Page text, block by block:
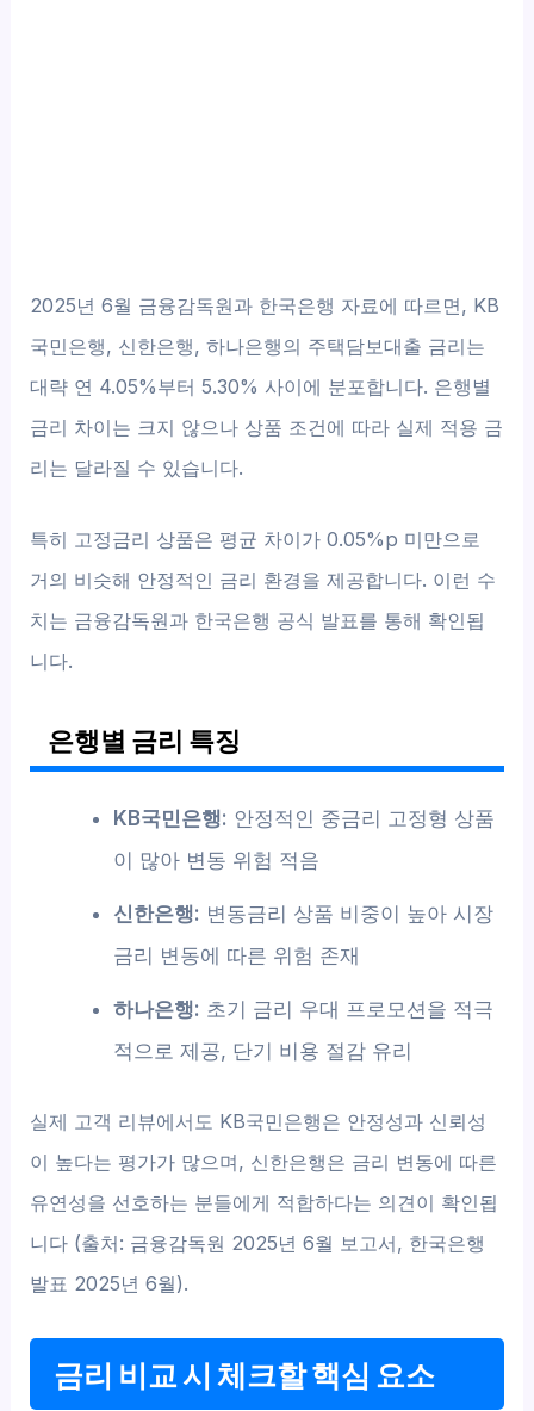
2025년 6월 금융감독원과 한국은행 자료에 따르면, KB
국민은행, 신한은행, 하나은행의 주택담보대출 금리는
대략 연 4.05%부터 5.30% 사이에 분포합니다. 은행별
금리 차이는 크지 않으나 상품 조건에 따라 실제 적용 금
리는 달라질 수 있습니다.
특히 고정금리 상품은 평균 차이가 0.05%p 미만으로
거의 비슷해 안정적인 금리 환경을 제공합니다. 이런 수
치는 금융감독원과 한국은행 공식 발표를 통해 확인됩
니다.
은행별 금리 특징
KB국민은행: 안정적인 중금리 고정형 상품
이 많아 변동 위험 적음
신한은행: 변동금리 상품 비중이 높아 시장
금리 변동에 따른 위험 존재
하나은행: 초기 금리 우대 프로모션을 적극
적으로 제공, 단기 비용 절감 유리
실제 고객 리뷰에서도 KB국민은행은 안정성과 신뢰성
이 높다는 평가가 많으며, 신한은행은 금리 변동에 따른
유연성을 선호하는 분들에게 적합하다는 의견이 확인됩
니다 (출처: 금융감독원 2025년 6월 보고서, 한국은행
발표 2025년 6월).
금리 비교 시 체크할 핵심 요소